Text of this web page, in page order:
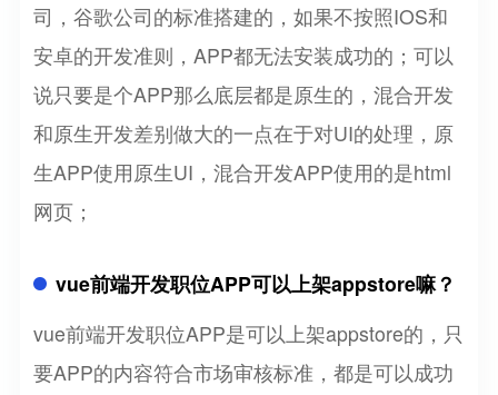
司，谷歌公司的标准搭建的，如果不按照IOS和
安卓的开发准则，APP都无法安装成功的；可以
说只要是个APP那么底层都是原生的，混合开发
和原生开发差别做大的一点在于对UI的处理，原
生APP使用原生UI，混合开发APP使用的是html
网页；
vue前端开发职位APP可以上架appstore嘛？
vue前端开发职位APP是可以上架appstore的，只
要APP的内容符合市场审核标准，都是可以成功